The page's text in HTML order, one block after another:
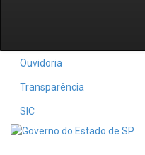
Ouvidoria
Transparência
SIC